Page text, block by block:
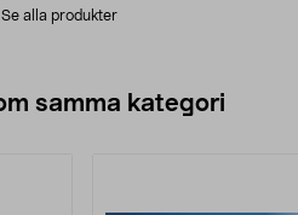
Se alla produkter
samma kategori